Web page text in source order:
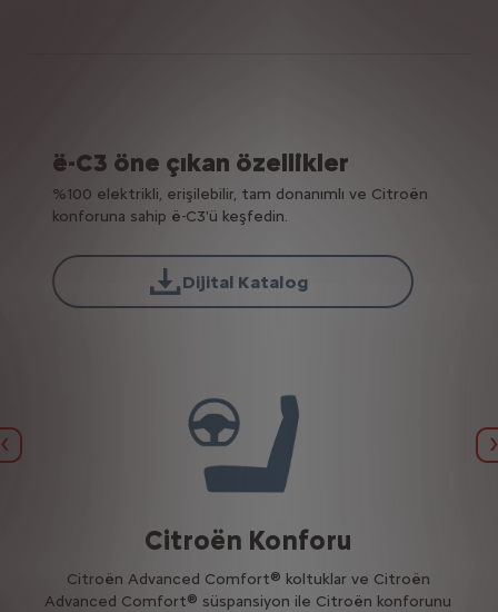
ë-C3 öne çıkan özellikler
%100 elektrikli, erişilebilir, tam donanımlı ve Citroën
konforuna sahip ë-C3'ü keşfedin.
Dijital Katalog
Bi̇r Önceki̇
Citroën Konforu
Citroën Advanced Comfort® koltuklar ve Citroën
Advanced Comfort® süspansiyon ile Citroën konforunu